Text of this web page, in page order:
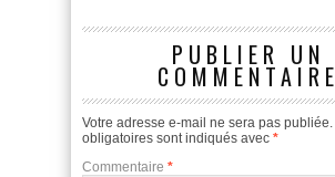
PUBLIER UN
COMMENTAIRE
Votre adresse e-mail ne sera pas publiée.
obligatoires sont indiqués avec *
Commentaire *